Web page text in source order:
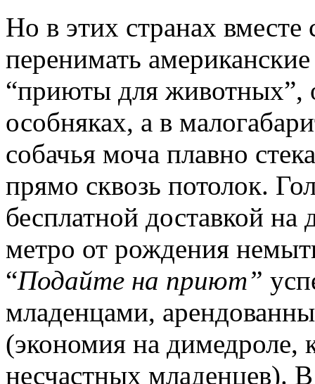
Но в этих странах вместе
перенимать
“приюты для животных”,
особняках, а в
собачья моча плавно
прямо сквозь потолок.
бесплатной доставкой
метро от рождения
“Подайте на приют”
младенцами,
(экономия на
несчастных младенцев).